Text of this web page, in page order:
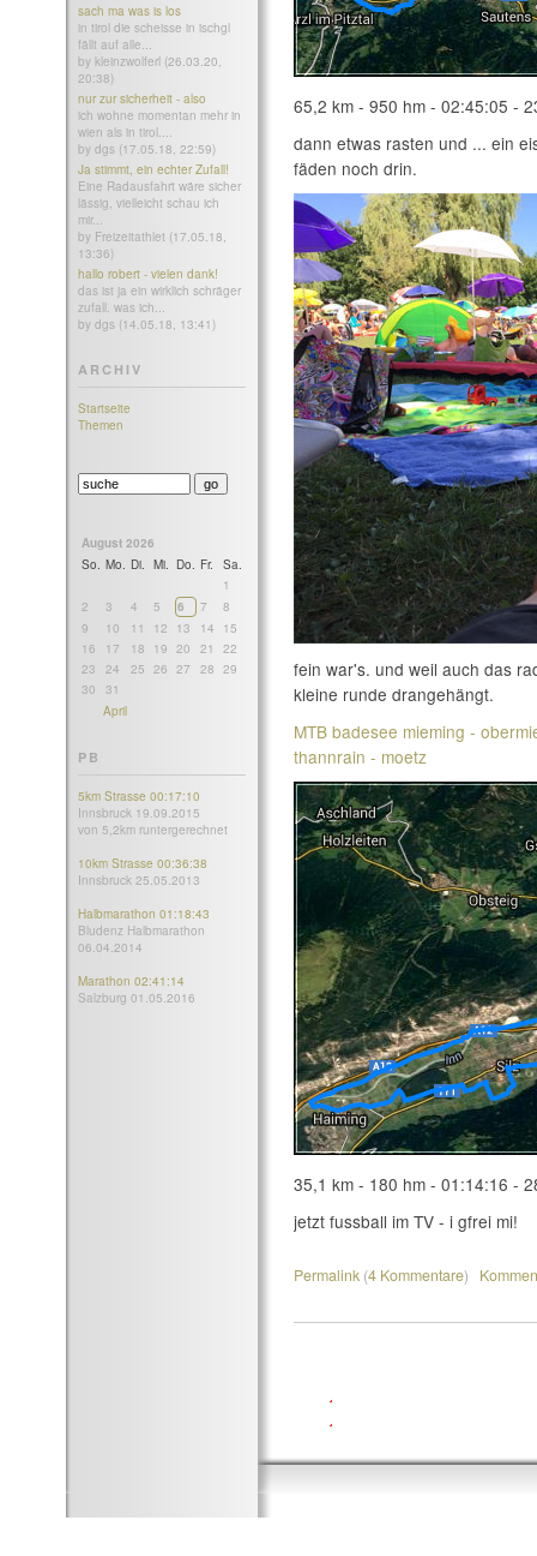
sach ma was is los
in tirol die scheisse in ischgl
fällt auf alle...
by kleinzwolferl (26.03.20,
20:38)
nur zur sicherheit - also
ich wohne momentan mehr in
wien als in tirol....
by dgs (17.05.18, 22:59)
Ja stimmt, ein echter Zufall!
Eine Radausfahrt wäre sicher
lässig, vielleicht schau ich
mir...
by Freizeitathlet (17.05.18,
13:36)
hallo robert - vielen dank!
das ist ja ein wirklich schräger
zufall. was ich...
by dgs (14.05.18, 13:41)
ARCHIV
Startseite
Themen
August 2026
So. Mo. Di. Mi. Do. Fr.
Sa.
1
2
3 4 5 6 7
8
9
10 11 12 13 14
15
16
17 18 19 20 21
22
23
24 25 26 27 28 29
30
31
April
PB
5km Strasse 00:17:10
Innsbruck 19.09.2015
von 5,2km runtergerechnet
10km Strasse 00:36:38
Innsbruck 25.05.2013
Halbmarathon 01:18:43
Bludenz Halbmarathon
06.04.2014
Marathon 02:41:14
Salzburg 01.05.2016
65,2 km - 950 hm - 02:45:05 -
dann etwas rasten und ... ein
fäden noch drin.
fein war's. und weil auch das
kleine runde drangehängt.
MTB badesee mieming -
thannrain - moetz
35,1 km - 180 hm - 01:14:16 -
jetzt fussball im TV - i gfrei mi!
Permalink (4 Kommentare)